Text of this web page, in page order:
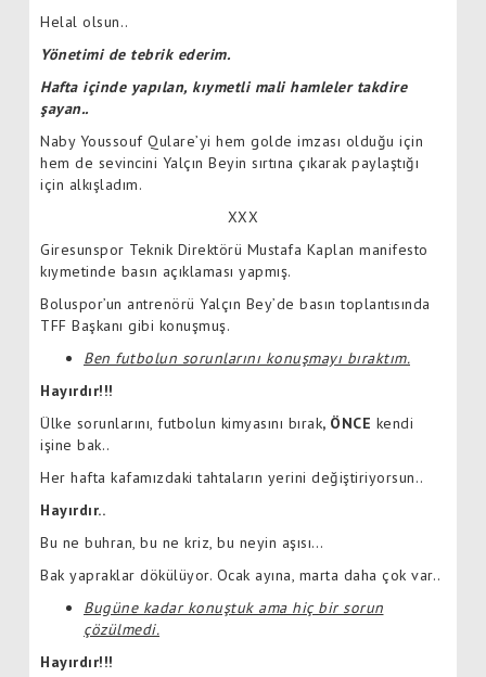
Helal olsun..
Yönetimi de tebrik ederim.
Hafta içinde yapılan, kıymetli mali hamleler takdire
şayan..
Naby Youssouf Qulare’yi hem golde imzası olduğu için
hem de sevincini Yalçın Beyin sırtına çıkarak paylaştığı
için alkışladım.
XXX
Giresunspor Teknik Direktörü Mustafa Kaplan manifesto
kıymetinde basın açıklaması yapmış.
Boluspor’un antrenörü Yalçın Bey’de basın toplantısında
TFF Başkanı gibi konuşmuş.
Ben futbolun sorunlarını konuşmayı bıraktım.
Hayırdır!!!
Ülke sorunlarını, futbolun kimyasını bırak, ÖNCE kendi
işine bak..
Her hafta kafamızdaki tahtaların yerini değiştiriyorsun..
Hayırdır..
Bu ne buhran, bu ne kriz, bu neyin aşısı…
Bak yapraklar dökülüyor. Ocak ayına, marta daha çok var..
Bugüne kadar konuştuk ama hiç bir sorun
çözülmedi.
Hayırdır!!!